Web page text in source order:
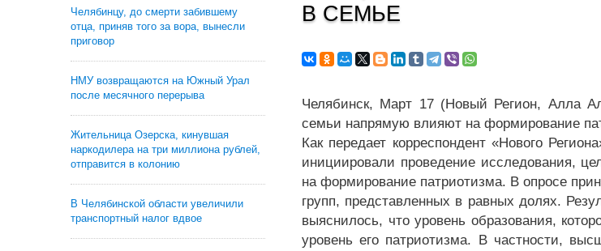
Челябинцу, до смерти забившему
отца, приняв того за вора, вынесли
приговор
НМУ возвращаются на Южный Урал
после месячного перерыва
Жительница Озерска, кинувшая
наркодилера на три миллиона рублей,
отправится в колонию
В Челябинской области увеличили
транспортный налог вдвое
В СЕМЬЕ
Челябинск, Март 17 (Новый Регион, Алла
семьи напрямую влияют на формирование
Как передает корреспондент «Нового
инициировали проведение исследования,
на формирование патриотизма. В опросе
групп, представленных в равных долях.
выяснилось, что уровень образования,
уровень его патриотизма. В частности,